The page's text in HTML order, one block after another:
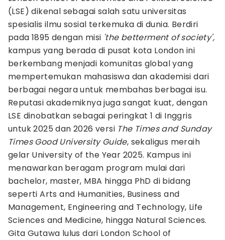
(LSE) dikenal sebagai salah satu universitas
spesialis ilmu sosial terkemuka di dunia. Berdiri
pada 1895 dengan misi 'the betterment of society',
kampus yang berada di pusat kota London ini
berkembang menjadi komunitas global yang
mempertemukan mahasiswa dan akademisi dari
berbagai negara untuk membahas berbagai isu.
Reputasi akademiknya juga sangat kuat, dengan
LSE dinobatkan sebagai peringkat 1 di Inggris
untuk 2025 dan 2026 versi The Times and Sunday
Times Good University Guide, sekaligus meraih
gelar University of the Year 2025. Kampus ini
menawarkan beragam program mulai dari
bachelor, master, MBA hingga PhD di bidang
seperti Arts and Humanities, Business and
Management, Engineering and Technology, Life
Sciences and Medicine, hingga Natural Sciences.
Gita Gutawa lulus dari London School of